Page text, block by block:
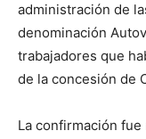
administración de
denominación
trabajadores que
de la concesión de
La confirmación